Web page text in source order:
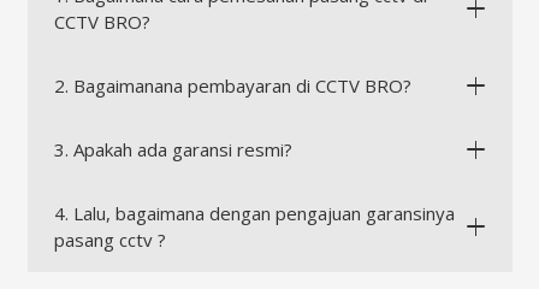
CCTV BRO?
2. Bagaimanana pembayaran di CCTV BRO?
3. Apakah ada garansi resmi?
4. Lalu, bagaimana dengan pengajuan garansinya
pasang cctv ?